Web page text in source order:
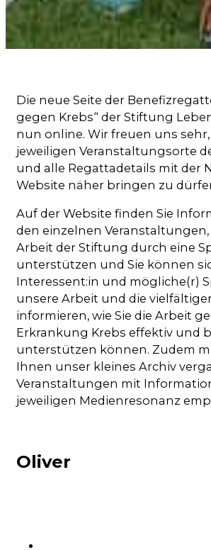
Die neue Seite der
gegen Krebs“ der Stiftung
nun online. Wir freuen uns
jeweiligen Veranstaltungsorte
und alle Regattadetails mit der
Website näher bringen zu
Auf der Website finden Sie
den einzelnen Veranstaltungen,
Arbeit der Stiftung durch eine
unterstützen und Sie können
Interessent:in und mögliche(r)
unsere Arbeit und die
informieren, wie Sie die Arbeit
Erkrankung Krebs effektiv und
unterstützen können. Zudem
Ihnen unser kleines Archiv
Veranstaltungen mit
jeweiligen Medienresonanz
Oliver